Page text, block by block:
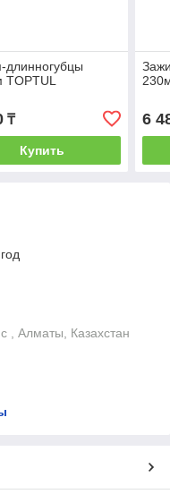
длинногубцы
TOPTUL
₸
Купить
6
, Алматы, Казахстан